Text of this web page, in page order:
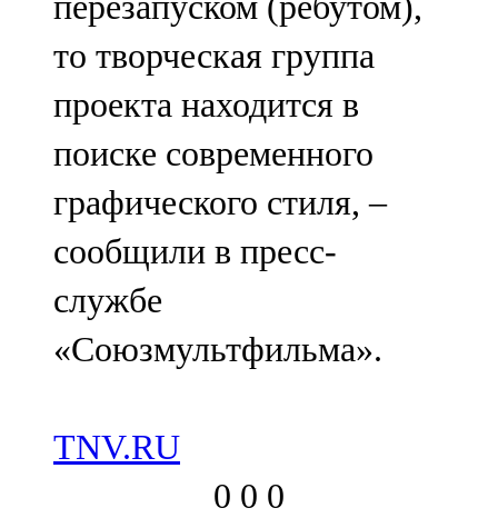
то творческая группа
проекта находится в
поиске современного
графического стиля, –
сообщили в пресс-
службе
«Союзмультфильма».
TNV.RU
0 0 0